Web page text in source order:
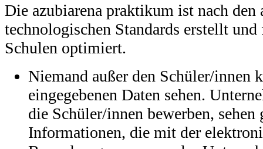
Die azubiarena praktikum ist nach den
technologischen Standards erstellt
Schulen optimiert.
Niemand außer den Schüler/innen
eingegebenen Daten sehen.
die Schüler/innen bewerben, sehen
Informationen, die mit der